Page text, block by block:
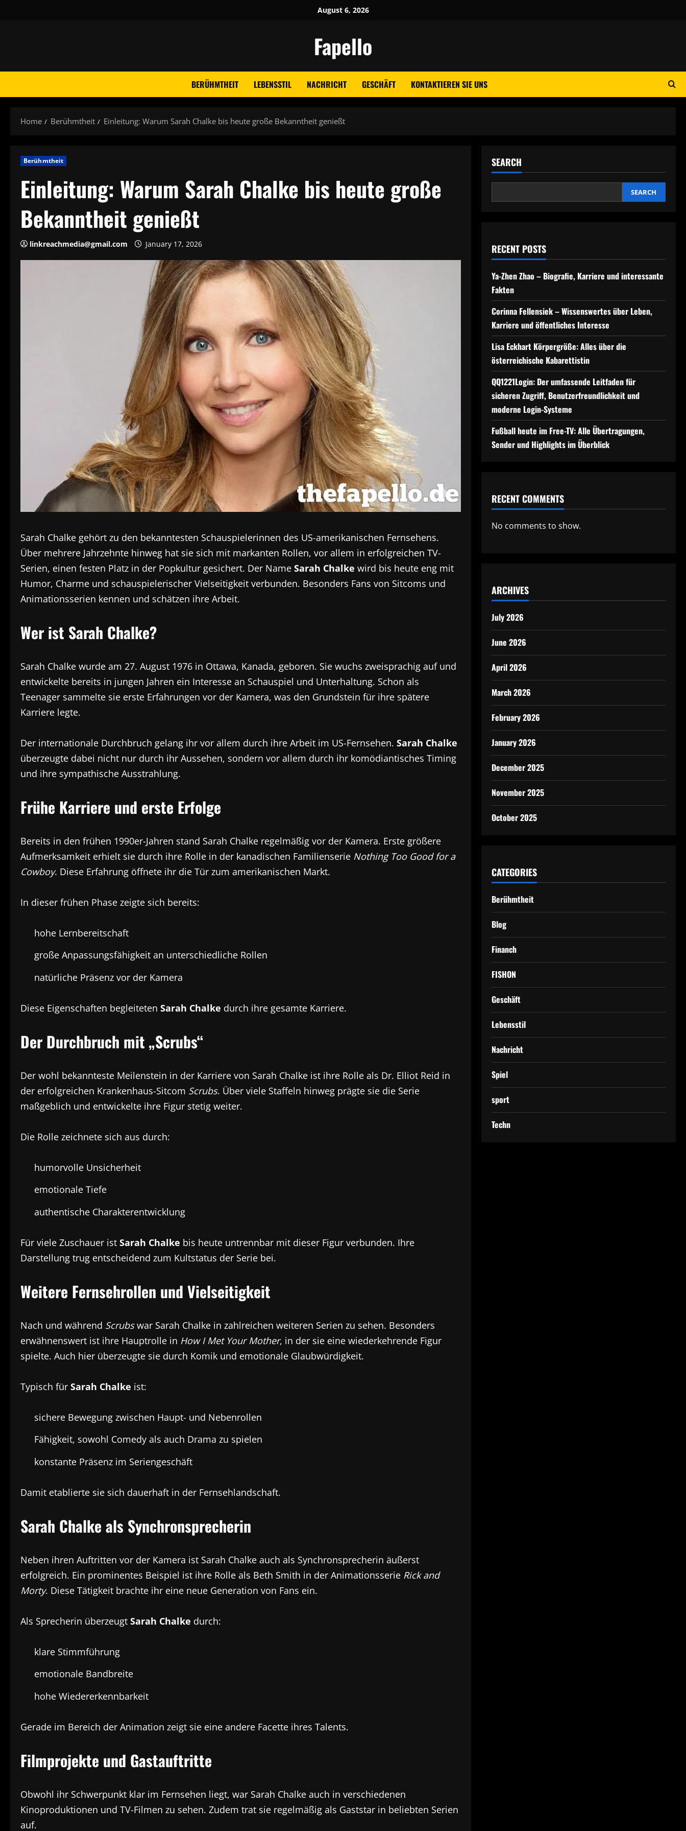
August 6, 2026
Fapello
BERÜHMTHEIT LEBENSSTIL NACHRICHT GESCHÄFT KONTAKTIEREN SIE UNS
Home Berühmtheit Einleitung: Warum Sarah Chalke bis heute große Bekanntheit genießt
Berühmtheit
Einleitung: Warum Sarah Chalke bis heute große
Bekanntheit genießt
linkreachmedia@gmail.com January 17, 2026
Sarah Chalke gehört zu den bekanntesten Schauspielerinnen des US-amerikanischen Fernsehens.
Über mehrere Jahrzehnte hinweg hat sie sich mit markanten Rollen, vor allem in erfolgreichen TV-
Serien, einen festen Platz in der Popkultur gesichert. Der Name Sarah Chalke wird bis heute eng mit
Humor, Charme und schauspielerischer Vielseitigkeit verbunden. Besonders Fans von Sitcoms und
Animationsserien kennen und schätzen ihre Arbeit.
Wer ist Sarah Chalke?
Sarah Chalke wurde am 27. August 1976 in Ottawa, Kanada, geboren. Sie wuchs zweisprachig auf und
entwickelte bereits in jungen Jahren ein Interesse an Schauspiel und Unterhaltung. Schon als
Teenager sammelte sie erste Erfahrungen vor der Kamera, was den Grundstein für ihre spätere
Karriere legte.
Der internationale Durchbruch gelang ihr vor allem durch ihre Arbeit im US-Fernsehen. Sarah Chalke
überzeugte dabei nicht nur durch ihr Aussehen, sondern vor allem durch ihr komödiantisches Timing
und ihre sympathische Ausstrahlung.
Frühe Karriere und erste Erfolge
Bereits in den frühen 1990er-Jahren stand Sarah Chalke regelmäßig vor der Kamera. Erste größere
Aufmerksamkeit erhielt sie durch ihre Rolle in der kanadischen Familienserie Nothing Too Good for a
Cowboy. Diese Erfahrung öffnete ihr die Tür zum amerikanischen Markt.
In dieser frühen Phase zeigte sich bereits:
hohe Lernbereitschaft
große Anpassungsfähigkeit an unterschiedliche Rollen
natürliche Präsenz vor der Kamera
Diese Eigenschaften begleiteten Sarah Chalke durch ihre gesamte Karriere.
Der Durchbruch mit „Scrubs“
Der wohl bekannteste Meilenstein in der Karriere von Sarah Chalke ist ihre Rolle als Dr. Elliot Reid in
der erfolgreichen Krankenhaus-Sitcom Scrubs. Über viele Staffeln hinweg prägte sie die Serie
maßgeblich und entwickelte ihre Figur stetig weiter.
Die Rolle zeichnete sich aus durch:
humorvolle Unsicherheit
emotionale Tiefe
authentische Charakterentwicklung
Für viele Zuschauer ist Sarah Chalke bis heute untrennbar mit dieser Figur verbunden. Ihre
Darstellung trug entscheidend zum Kultstatus der Serie bei.
Weitere Fernsehrollen und Vielseitigkeit
Nach und während Scrubswar Sarah Chalke in zahlreichen weiteren Serien zu sehen. Besonders
erwähnenswert ist ihre Hauptrolle in How I Met Your Mother, in der sie eine wiederkehrende Figur
spielte. Auch hier überzeugte sie durch Komik und emotionale Glaubwürdigkeit.
Typisch für Sarah Chalke ist:
sichere Bewegung zwischen Haupt- und Nebenrollen
Fähigkeit, sowohl Comedy als auch Drama zu spielen
konstante Präsenz im Seriengeschäft
Damit etablierte sie sich dauerhaft in der Fernsehlandschaft.
Sarah Chalke als Synchronsprecherin
Neben ihren Auftritten vor der Kamera ist Sarah Chalke auch als Synchronsprecherin äußerst
erfolgreich. Ein prominentes Beispiel ist ihre Rolle als Beth Smith in der Animationsserie Rick and
Morty. Diese Tätigkeit brachte ihr eine neue Generation von Fans ein.
Als Sprecherin überzeugt Sarah Chalke durch:
klare Stimmführung
emotionale Bandbreite
hohe Wiedererkennbarkeit
Gerade im Bereich der Animation zeigt sie eine andere Facette ihres Talents.
Filmprojekte und Gastauftritte
Obwohl ihr Schwerpunkt klar im Fernsehen liegt, war Sarah Chalke auch in verschiedenen
Kinoproduktionen und TV-Filmen zu sehen. Zudem trat sie regelmäßig als Gaststar in beliebten Serien
auf.
SEARCH
SEARCH
RECENT POSTS
Ya-Zhen Zhao – Biografie, Karriere und interessante
Fakten
Corinna Fellensiek – Wissenswertes über Leben,
Karriere und öffentliches Interesse
Lisa Eckhart Körpergröße: Alles über die
österreichische Kabarettistin
QQ1221Login: Der umfassende Leitfaden für
sicheren Zugriff, Benutzerfreundlichkeit und
moderne Login-Systeme
Fußball heute im Free-TV: Alle Übertragungen,
Sender und Highlights im Überblick
RECENT COMMENTS
No comments to show.
ARCHIVES
July 2026
June 2026
April 2026
March 2026
February 2026
January 2026
December 2025
November 2025
October 2025
CATEGORIES
Berühmtheit
Blog
Financh
FISHON
Geschäft
Lebensstil
Nachricht
Spiel
sport
Techn